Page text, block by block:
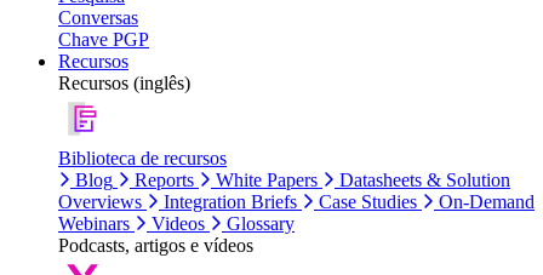
Conversas
Chave PGP
Recursos
Recursos (inglês)
Biblioteca de recursos
Blog
Reports White Papers
Datasheets & Solution
Overviews
Integration Briefs Case Studies
On-Demand
Webinars
Videos
Glossary
Podcasts, artigos e vídeos